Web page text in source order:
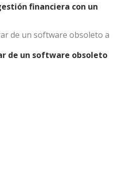
financiera con un
de un software obsoleto